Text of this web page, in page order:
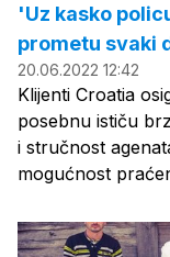
'Uz kasko
prometu svaki
20.06.2022 12:42
Klijenti Croatia
posebnu ističu
i stručnost
mogućnost